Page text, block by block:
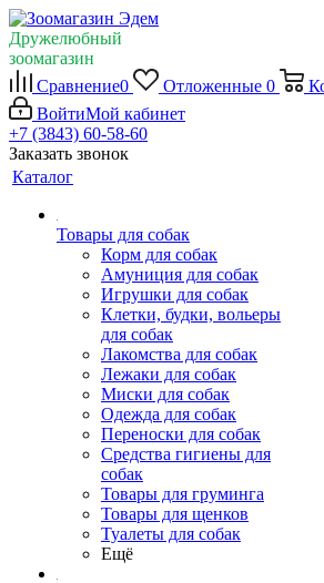
Дружелюбный
зоомагазин
Сравнение0 Отложенные 0
ВойтиМой кабинет
+7 (3843) 60-58-60
Заказать звонок
Каталог
Товары для собак
Корм для собак
Амуниция для собак
Игрушки для собак
Клетки, будки, вольеры
для собак
Лакомства для собак
Лежаки для собак
Миски для собак
Одежда для собак
Переноски для собак
Средства гигиены для
собак
Товары для груминга
Товары для щенков
Туалеты для собак
Ещё